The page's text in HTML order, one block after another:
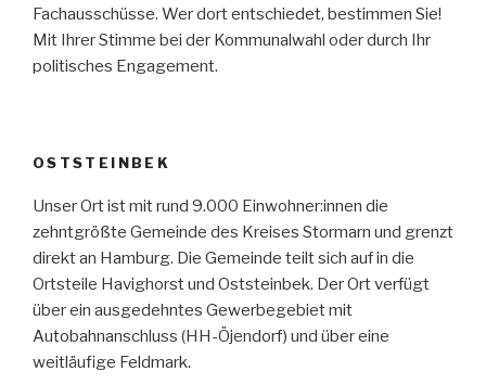
Fachausschüsse. Wer dort entschiedet, bestimmen Sie!
Mit Ihrer Stimme bei der Kommunalwahl oder durch Ihr
politisches Engagement.
OSTSTEINBEK
Unser Ort ist mit rund 9.000 Einwohner:innen die
zehntgrößte Gemeinde des Kreises Stormarn und grenzt
direkt an Hamburg. Die Gemeinde teilt sich auf in die
Ortsteile Havighorst und Oststeinbek. Der Ort verfügt
über ein ausgedehntes Gewerbegebiet mit
Autobahnanschluss (HH-Öjendorf) und über eine
weitläufige Feldmark.